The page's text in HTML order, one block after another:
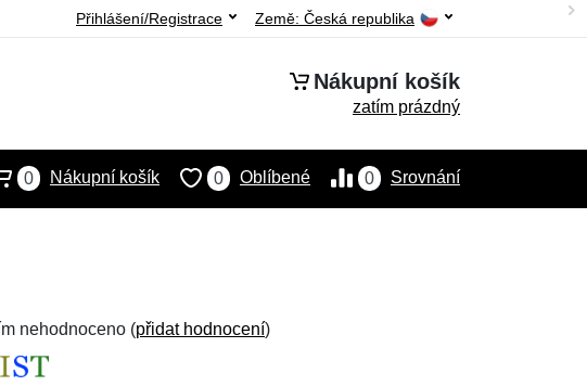
Země: Česká republika
Přihlášení/Registrace
Nákupní košík
zatím prázdný
0 Srovnání
0 Oblíbené
0 Nákupní košík
nehodnoceno (přidat hodnocení)